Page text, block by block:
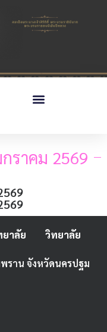
ราคม 2569
ทยาลัย วิทยาลัย
ราน จังหวัดนครปฐม